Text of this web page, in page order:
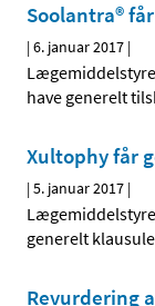
Soolantra®
|6. januar 2017 |
have generelt
Xultophy får
|5. januar 2017 |
generelt
Revurdering